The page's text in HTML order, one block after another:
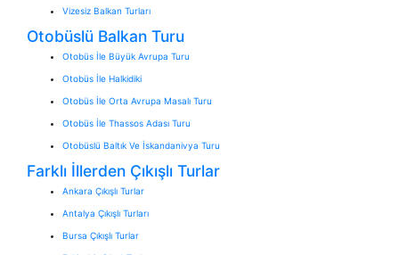
Vizesiz Balkan Turları
Otobüslü Balkan Turu
Otobüs İle Büyük Avrupa Turu
Otobüs İle Halkidiki
Otobüs İle Orta Avrupa Masalı Turu
Otobüs İle Thassos Adası Turu
Otobüslü Baltık Ve İskandanivya Turu
Farklı İllerden Çıkışlı Turlar
Ankara Çıkışlı Turlar
Antalya Çıkışlı Turları
Bursa Çıkışlı Turlar